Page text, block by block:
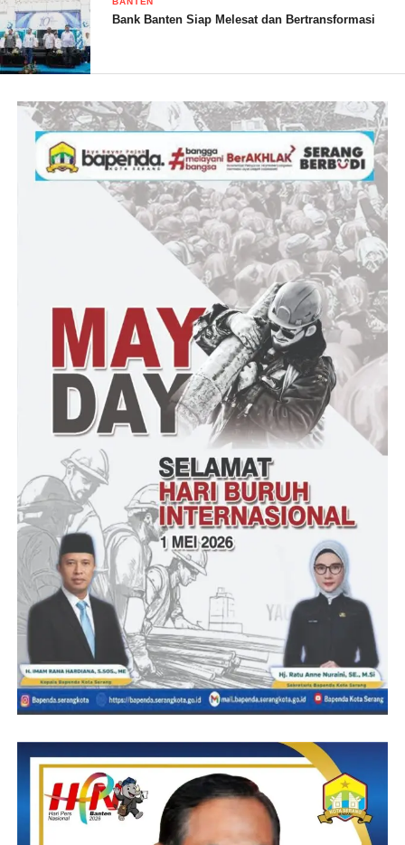
Salah satu panitia seorang perempuan yang tidak mau
menyebutkan namanya dan ditanya ke yang lain tidak mau
menyebutkan namanya mengusir para jurnalis untuk meliput
kegiatan tersebut.
Bahkan dia mengancam jangan macam macam disini ada Intel
Polda Banten dan disuruh nunggu di parkiran dan menyuruh
anggota satpam hotel untuk mengusir para jurnalis.
Sangat disayangkan keterbukaan informasi publik dan
penghargaan yang diberikan ternyata patut dipertanyakan dan di
surat undangan yang bertemakan publikasi dakwah apakah
Depag memang sudah anti terhadap media publikasi yang lain.
Tantowi
Post Views: 13
Bank Banten Siap Melesat dan Bertransformasi